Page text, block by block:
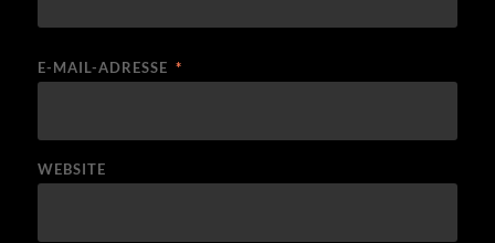
E-MAIL-ADRESSE *
WEBSITE